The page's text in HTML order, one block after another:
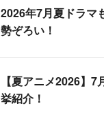
2026年7月夏ドラマ
勢ぞろい！
【夏アニメ2026】
挙紹介！